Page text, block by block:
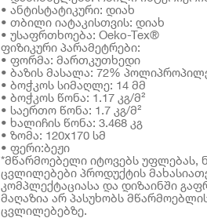
• ანტისტატიკური: დიახ
• თბილი იატაკისთვის: დიახ
• უსაფრთხოება: Oeko-Tex®
ფიზიკური პარამეტრები:
• ფორმა: მართკუთხედი
• ბაზის მასალა: 72%
• ბოჭკოს სიმაღლე: 14 მმ
• ბოჭკოს წონა: 1.17 კგ/მ²
• საერთო წონა: 1.7 კგ/მ²
• ხალიჩის წონა: 3.468 კგ
• ზომა: 120x170 სმ
• ფერი:ბეჟი
*მწარმოებელი იტოვებს უფლებას,
ცვლილებები პროდუქტის
კომპლექტაციასა და დიზაინში
მაღაზია არ პასუხობს
ცვლილებებზე.